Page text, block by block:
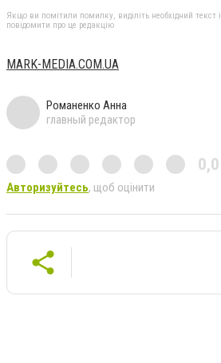
Якщо ви помітили помилку, виділіть необхідний текст
повідомити про це редакцію
МARK-MEDIA.COM.UA
Романенко Анна
главный редактор
0,0
Авторизуйтесь, щоб оцінити